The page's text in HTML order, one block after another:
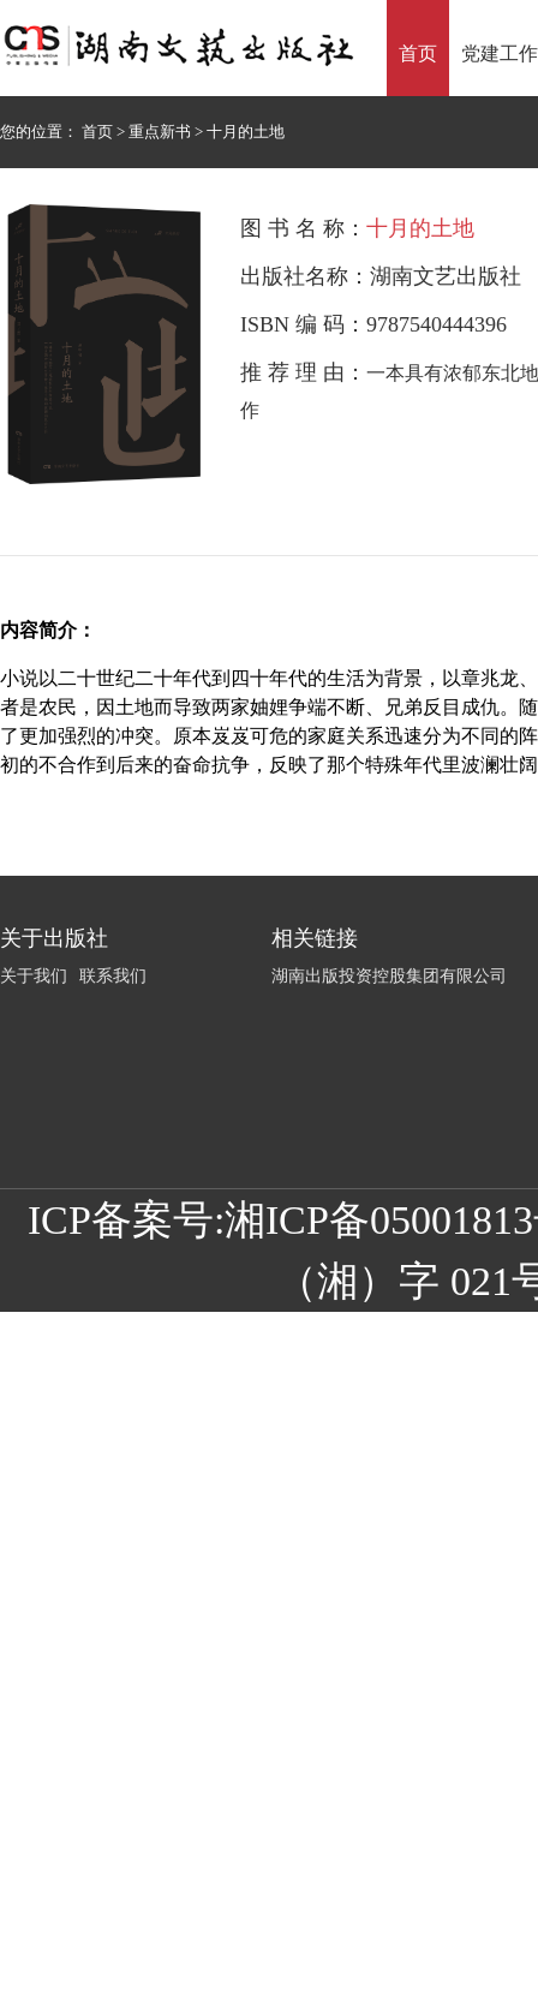
首页 党建工作
您的位置： 首页 > 重点新书 > 十月的土地
图 书 名 称： 十月的土地
出版社名称：湖南文艺出版社
ISBN 编 码：9787540444396
推 荐 理 由： 一本具有浓郁东北
作
内容简介：
小说以二十世纪二十年代到四十年代的生活为背景，以章兆龙
者是农民，因土地而导致两家妯娌争端不断、兄弟反目成仇。
了更加强烈的冲突。原本岌岌可危的家庭关系迅速分为不同的
初的不合作到后来的奋命抗争，反映了那个特殊年代里波澜壮
关于出版社
关于我们 联系我们
相关链接
湖南出版投资控股集团有限公司
ICP备案号:湘ICP备
（湘）字 021